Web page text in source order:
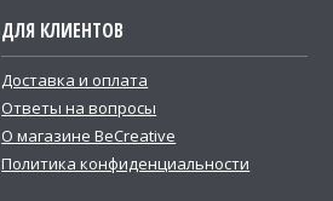
ДЛЯ КЛИЕНТОВ
Доставка и оплата
Ответы на вопросы
О магазине BeCreative
Политика конфиденциальности